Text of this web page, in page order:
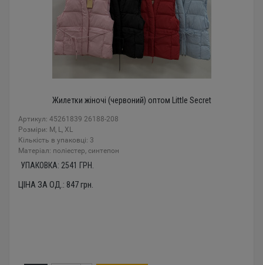
Жилетки жіночі (червоний) оптом Little Secret
Артикул: 45261839 26188-208
Розміри: M, L, XL
Кількість в упаковці: 3
Mатеріал: поліестер, синтепон
УПАКОВКА: 2541 ГРН.
ЦІНА ЗА ОД.: 847грн.